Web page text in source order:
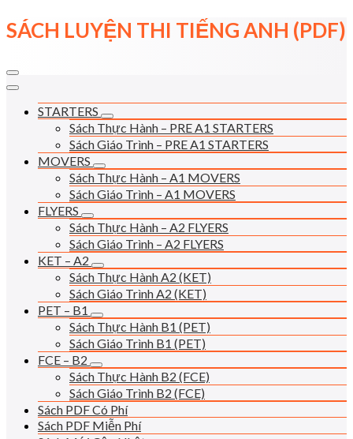
Skip
to
SÁCH LUYỆN THI TIẾNG ANH (PDF)
STARTERS
Sách Thực Hành – PRE A1 STARTERS
Sách Giáo Trình – PRE A1 STARTERS
MOVERS
Sách Thực Hành – A1 MOVERS
Sách Giáo Trình – A1 MOVERS
FLYERS
Sách Thực Hành – A2 FLYERS
Sách Giáo Trình – A2 FLYERS
KET – A2
Sách Thực Hành A2 (KET)
Sách Giáo Trình A2 (KET)
PET – B1
Sách Thực Hành B1 (PET)
Sách Giáo Trình B1 (PET)
FCE – B2
Sách Thực Hành B2 (FCE)
Sách Giáo Trình B2 (FCE)
Sách PDF Có Phí
Sách PDF Miễn Phí